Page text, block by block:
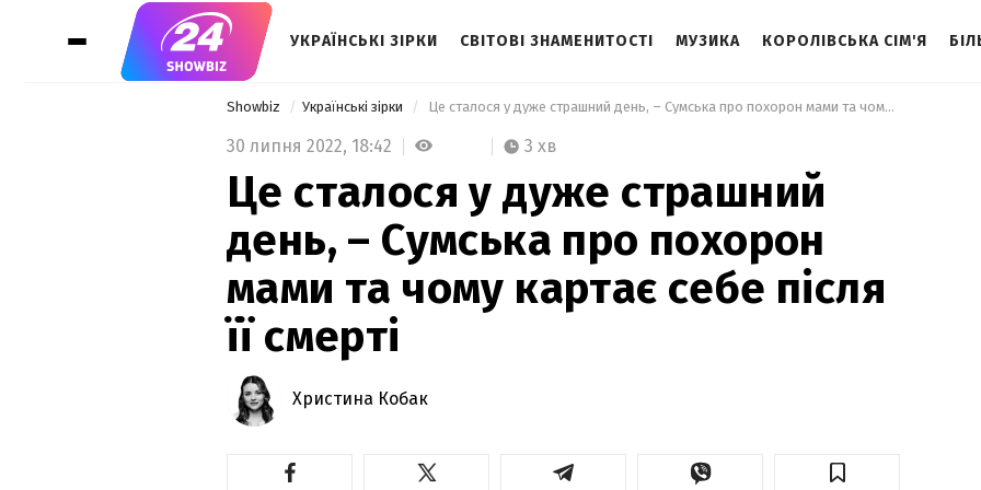
УКРАЇНСЬКІ ЗІРКИ СВІТОВІ ЗНАМЕНИТОСТІ МУЗИКА КОРОЛІВСЬКА СІМ'Я
Showbiz Українські зірки Це сталося у дуже страшний день, – Сумська про похорон мами та чому картає себе після її смерті
30 липня 2022, 18:42 3 хв
Це сталося у дуже страшний
день, – Сумська про похорон
мами та чому картає себе після
її смерті
Христина Кобак